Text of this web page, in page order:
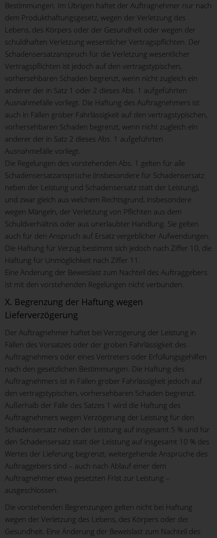
Bestimmungen. Im Übrigen haftet der Auftragnehmer nur nach
dem Produkthaftungsgesetz, wegen der Verletzung des
Lebens, des Körpers oder der Gesundheit oder wegen der
schuldhaften Verletzung wesentlicher Vertragspflichten. Der
Schadensersatzanspruch für die Verletzung wesentlicher
Vertragspflichten ist jedoch auf den vertragstypischen,
vorhersehbaren Schaden begrenzt, wenn nicht zugleich ein
anderer der in Satz 1 oder 2 dieses Abs. 1 aufgeführten
Ausnahmefälle vorliegt. Die Haftung des Auftragnehmers ist
auch in Fällen grober Fahrlässigkeit auf den vertragstypischen,
vorhersehbaren Schaden begrenzt, wenn nicht zugleich ein
anderer der in Satz 2 dieses Abs. 1 aufgeführten
Ausnahmefälle vorliegt.
Die Regelungen des vorstehenden Abs. 1 gelten für alle
Schadensersatzansprüche (insbesondere für Schadensersatz
neben der Leistung und Schadensersatz statt der Leistung),
und zwar gleich aus welchem Rechtsgrund, insbesondere
wegen Mängeln, der Verletzung von Pflichten aus dem
Schuldverhältnis oder aus unerlaubter Handlung. Sie gelten
auch für den Anspruch auf Ersatz vergeblicher Aufwendungen.
Die Haftung für Verzug bestimmt sich jedoch nach Ziffer 10, die
Haftung für Unmöglichkeit nach Ziffer 11.
Eine Änderung der Beweislast zum Nachteil des Auftraggebers
ist mit den vorstehenden Regelungen nicht verbunden.
X. Begrenzung der Haftung wegen
Lieferverzögerung
Der Auftragnehmer haftet bei Verzögerung der Leistung in
Fällen des Vorsatzes oder der groben Fahrlässigkeit des
Auftragnehmers oder eines Vertreters oder Erfüllungsgehilfen
nach den gesetzlichen Bestimmungen. Die Haftung des
Auftragnehmers ist in Fällen grober Fahrlässigkeit jedoch auf
den vertragstypischen, vorhersehbaren Schaden begrenzt.
Außerhalb der Fälle des Satzes 1 wird die Haftung des
Auftragnehmers wegen Verzögerung der Leistung für den
Schadensersatz neben der Leistung auf insgesamt 5 % und für
den Schadensersatz statt der Leistung auf insgesamt 10 % des
Wertes der Lieferung begrenzt; weitergehende Ansprüche des
Auftraggebers sind – auch nach Ablauf einer dem
Auftragnehmer etwa gesetzten Frist zur Leistung –
ausgeschlossen.
Die vorstehenden Begrenzungen gelten nicht bei Haftung
wegen der Verletzung des Lebens, des Körpers oder der
Gesundheit. Eine Änderung der Beweislast zum Nachteil des